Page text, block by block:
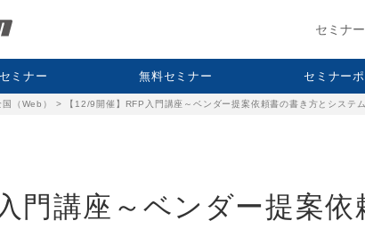
セミナ
ミナー 無料セミナー セミナー
国（Web） > 【12/9開催】RFP入門講座～ベンダー提案依頼書の書き方とシステ
門講座～ベンダー提案依